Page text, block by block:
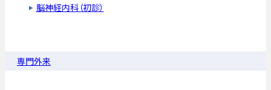
脳神経内科（初診）
専門外来